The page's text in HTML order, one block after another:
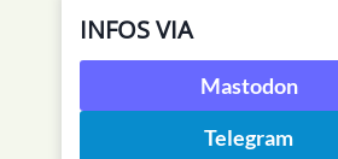
INFOS VIA
Mastodon
Telegram